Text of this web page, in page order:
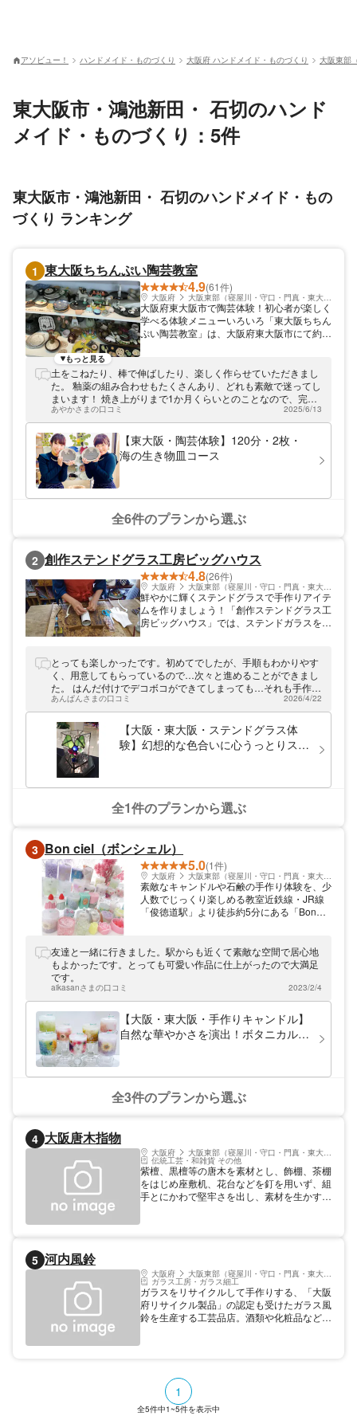
アソビュー！ ハンドメイド・ものづくり 大阪府 ハンドメイド・ものづくり 大阪東部
東大阪市・鴻池新田・ 石切のハンド
メイド・ものづくり：5件
東大阪市・鴻池新田・ 石切のハンドメイド・もの
づくり ランキング
1 東大阪ちちんぷい陶芸教室
4.9(61件)
大阪府 大阪東部（寝屋川・守口・門真・東大阪）
大阪府東大阪市で陶芸体験！初心者が楽しく
学べる体験メニューいろいろ「東大阪ちちん
ぷい陶芸教室」は、大阪府東大阪市にて約
ナリティを発揮する楽しさも味わえます。初
心者にぴったりのプランを、ぜひ体験してみ
てください。近畿自動車道「東大阪北IC」よ
り約6分。田んぼがあるような、のどかな環
境です。みなさまのお越しをお待ちしており
ます。
もっと見る
土をこねたり、棒で伸ばしたり、楽しく作らせていただきまし
た。 釉薬の組み合わせもたくさんあり、どれも素敵で迷ってし
まいます！ 焼き上がりまで1か月くらいとのことなので、完成
が楽しみです。
あやかさまの口コミ 2025/6/13
【東大阪・陶芸体験】120分・2枚・
海の生き物皿コース
全6件のプランから選ぶ
2 創作ステンドグラス工房ビッグハウス
4.8(26件)
大阪府 大阪東部（寝屋川・守口・門真・東大阪）
鮮やかに輝くステンドグラスで手作りアイテ
ムを作りましょう！「創作ステンドグラス工
房ビッグハウス」では、ステンドガラスを使
ドや小物入れなど、インテリアとしてお部屋
に飾っても可愛らしいですよ♪近鉄「新石切
駅」より徒歩約5分とアクセスも良好！ぜひ
とっても楽しかったです。初めてでしたが、手順もわかりやす
く、用意してもらっているので…次々と進めることができまし
た。 はんだ付けでデコボコができてしまっても…それも手作り
の風合いということで。手に持つとずっしりと重く、温かみの
ある自分だけの作品ができました。 色ガラスを選ぶところが悩
みます。色、形もそれぞれ違うので、もっといろんな色で作り
たくなります。 駐車場も空いており、停めることができてよか
ったです。また機会があれば…作品作りに挑戦してみたいで
す。ありがとうございました。
あんぱんさまの口コミ 2026/4/22
【大阪・東大阪・ステンドグラス体
験】幻想的な色合いに心うっとりステ
全1件のプランから選ぶ
3 Bon ciel（ボンシェル）
5.0(1件)
大阪府 大阪東部（寝屋川・守口・門真・東大阪）
素敵なキャンドルや石鹸の手作り体験を、少
人数でじっくり楽しめる教室近鉄線・JR線
「俊徳道駅」より徒歩約5分にある「Bon
自宅教室は、おひとり様はもちろん、お友達
やご家族と気兼ねなく手作り体験を楽しみた
が楽しめるキッズ用体験レッスンもご用意し
ています。
友達と一緒に行きました。駅からも近くて素敵な空間で居心地
もよかったです。とっても可愛い作品に仕上がったので大満足
です。
aikasanさまの口コミ 2023/2/4
【大阪・東大阪・手作りキャンドル】
自然な華やかさを演出！ボタニカルキ
全3件のプランから選ぶ
4 大阪唐木指物
大阪府 大阪東部（寝屋川・守口・門真・東大阪）
伝統工芸・和雑貨 その他
紫檀、黒檀等の唐木を素材とし、飾棚、茶棚
をはじめ座敷机、花台などを釘を用いず、組
手とにかわで堅牢さを出し、素材を生かす漆
5 河内風鈴
大阪府 大阪東部（寝屋川・守口・門真・東大阪）
ガラス工房・ガラス細工
ガラスをリサイクルして手作りする、「大阪
府リサイクル製品」の認定も受けたガラス風
鈴を生産する工芸品店。酒類や化粧品などの
1
全5件中1~5件を表示中